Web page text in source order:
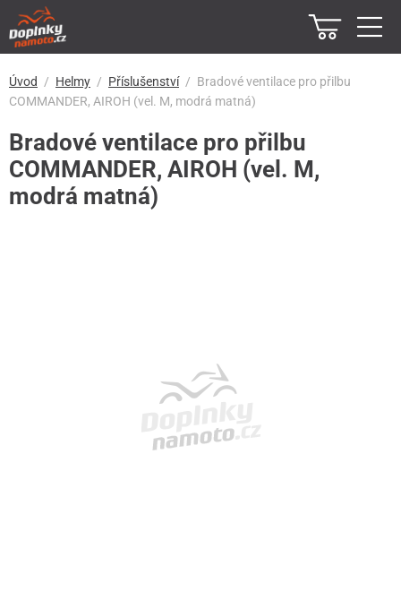
Úvod Helmy Příslušenství
Bradové ventilace pro přilbu
COMMANDER, AIROH (vel. M, modrá matná)
Bradové ventilace pro přilbu
COMMANDER, AIROH (vel. M,
modrá matná)